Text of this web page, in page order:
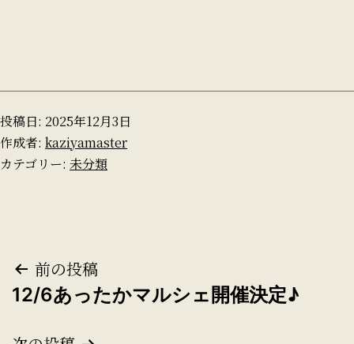
投稿日: 2025年12月3日
作成者: kaziyamaster
カテゴリー: 未分類
投
稿
前の投稿
12/6あったかマルシェ開催決定♪